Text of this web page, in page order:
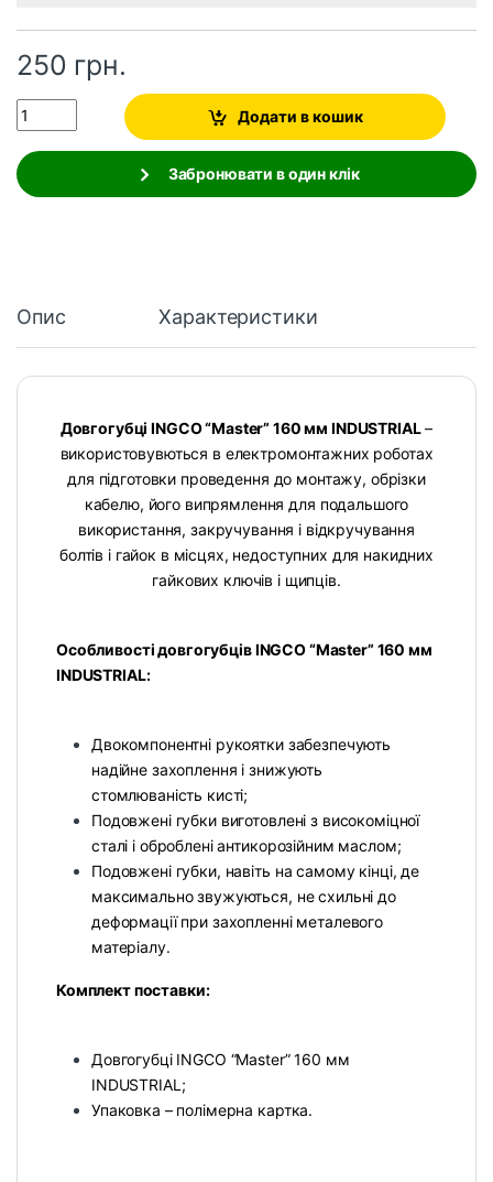
250 грн.
Quantity
Додати в кошик
Забронювати в один клік
Опис Характеристики
Довгогубці INGCO “Master” 160 мм INDUSTRIAL–
використовувються в електромонтажних роботах
для підготовки проведення до монтажу, обрізки
кабелю, його випрямлення для подальшого
використання, закручування і відкручування
болтів і гайок в місцях, недоступних для накидних
гайкових ключів і щипців.
Особливості довгогубців INGCO “Master” 160 мм
INDUSTRIAL:
Двокомпонентні рукоятки забезпечують
надійне захоплення і знижують
стомлюваність кисті;
Подовжені губки виготовлені з високоміцної
сталі і оброблені антикорозійним маслом;
Подовжені губки, навіть на самому кінці, де
максимально звужуються, не схильні до
деформації при захопленні металевого
матеріалу.
Комплект поставки:
Довгогубці INGCO “Master” 160 мм
INDUSTRIAL;
Упаковка – полімерна картка.